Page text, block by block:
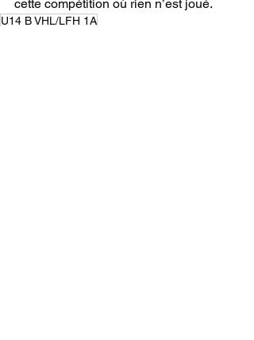
cette compétition où rien n’est joué.
U14 B VHL/LFH 1A